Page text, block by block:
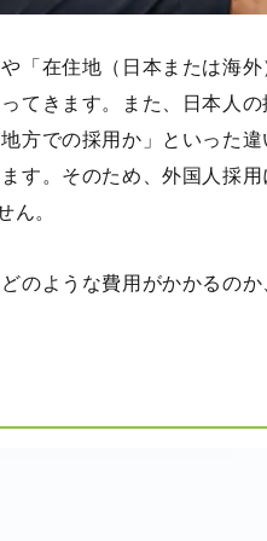
「在住地（日本または海
てきます。また、日本人
方での採用か」といった
す。そのため、外国人採
ん。
のような費用がかかるの